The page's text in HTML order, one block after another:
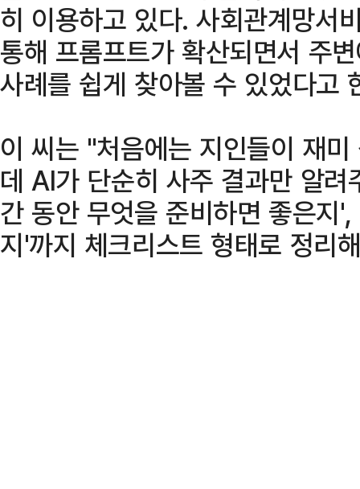
히 이용하고 있다. 사회관계망서
통해 프롬프트가 확산되면서 주
사례를 쉽게 찾아볼 수 있었다고
이 씨는 "처음에는 지인들이 재
데 AI가 단순히 사주 결과만 알
간 동안 무엇을 준비하면 좋은지
지'까지 체크리스트 형태로 정리